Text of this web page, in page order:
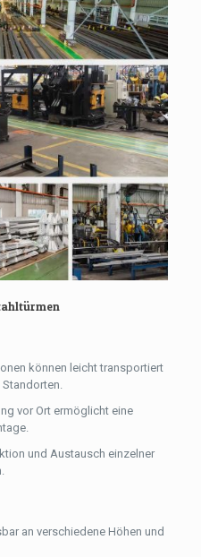
können leicht transportiert
vor Ort ermöglicht eine
und Austausch einzelner
an verschiedene Höhen und